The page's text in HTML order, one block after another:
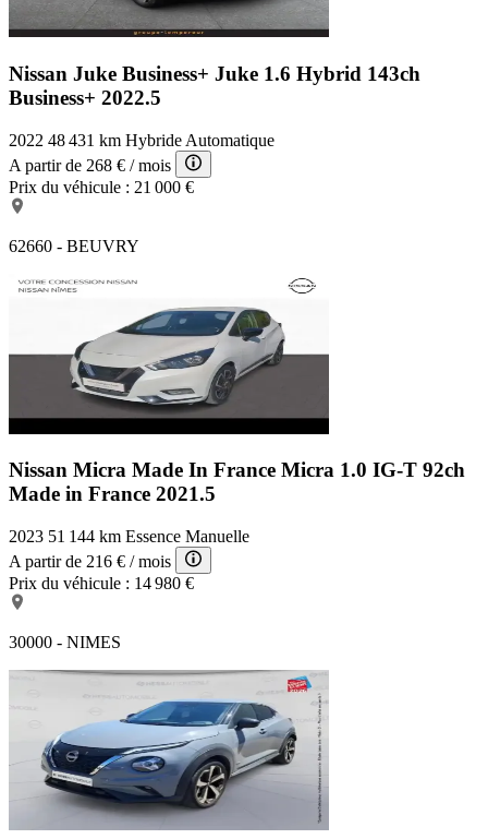
Nissan Juke Business+ Juke 1.6 Hybrid 143ch
Business+ 2022.5
2022 48 431 km Hybride Automatique
A partir de 268 € / mois
Prix du véhicule : 21 000 €
62660 - BEUVRY
Nissan Micra Made In France Micra 1.0 IG-T 92ch
Made in France 2021.5
2023 51 144 km Essence Manuelle
A partir de 216 € / mois
Prix du véhicule : 14 980 €
30000 - NIMES